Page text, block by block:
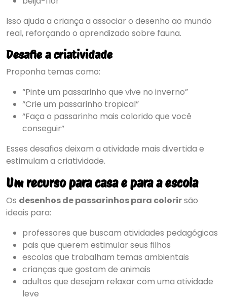
Isso ajuda a criança a associar o desenho ao mundo
real, reforçando o aprendizado sobre fauna.
Desafie a criatividade
Proponha temas como:
“Pinte um passarinho que vive no inverno”
“Crie um passarinho tropical”
“Faça o passarinho mais colorido que você
conseguir”
Esses desafios deixam a atividade mais divertida e
estimulam a criatividade.
Um recurso para casa e para a escola
Os desenhos de passarinhos para colorirsão
ideais para:
professores que buscam atividades pedagógicas
pais que querem estimular seus filhos
escolas que trabalham temas ambientais
crianças que gostam de animais
adultos que desejam relaxar com uma atividade
leve